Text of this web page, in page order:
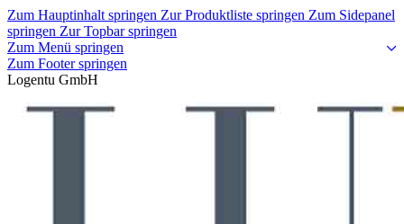
Zum Hauptinhalt springen Zur Produktliste springen Zum Sidepanel
springen Zur Topbar springen
Zum Menü springen
Zum Footer springen
Logentu GmbH